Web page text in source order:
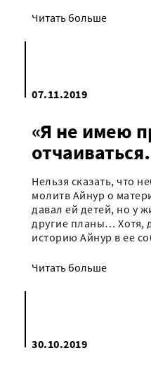
Читать больше
07.11.2019
«Я не имею
Нельзя сказать, что
молитв Айнур о
давал ей детей, но у
другие планы… Хотя,
историю Айнур в ее
Читать больше
30.10.2019